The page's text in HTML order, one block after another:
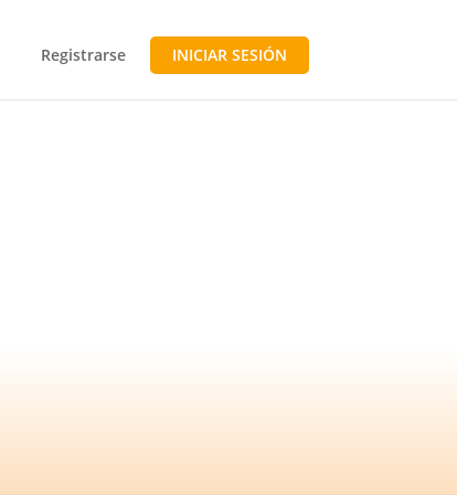
Registrarse INICIAR SESIÓN